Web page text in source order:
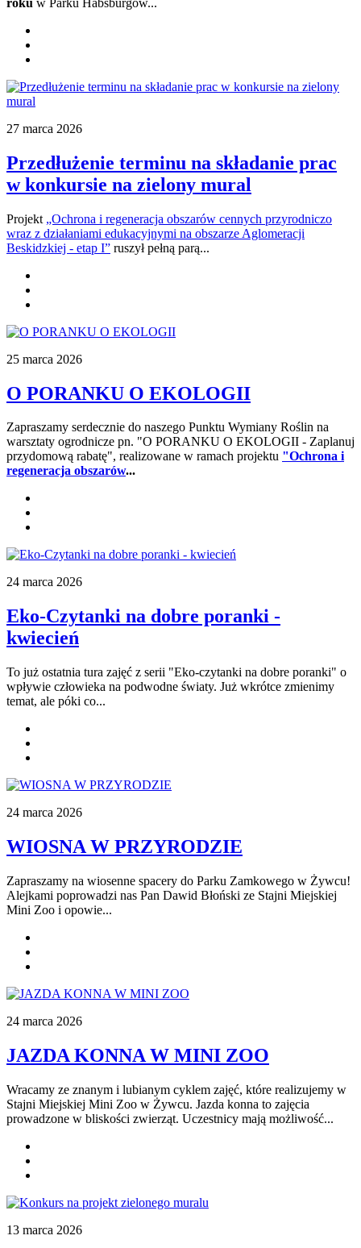
27 marca 2026
Przedłużenie terminu na składanie prac
w konkursie na zielony mural
Projekt „Ochrona i regeneracja obszarów cennych przyrodniczo
wraz z działaniami edukacyjnymi na obszarze Aglomeracji
Beskidzkiej - etap I” ruszył pełną parą...
25 marca 2026
O PORANKU O EKOLOGII
Zapraszamy serdecznie do naszego Punktu Wymiany Roślin na
warsztaty ogrodnicze pn. "O PORANKU O EKOLOGII - Zaplanuj
przydomową rabatę", realizowane w ramach projektu "Ochrona i
regeneracja obszarów...
24 marca 2026
Eko-Czytanki na dobre poranki -
kwiecień
To już ostatnia tura zajęć z serii "Eko-czytanki na dobre poranki" o
wpływie człowieka na podwodne światy. Już wkrótce zmienimy
temat, ale póki co...
24 marca 2026
WIOSNA W PRZYRODZIE
Zapraszamy na wiosenne spacery do Parku Zamkowego w Żywcu!
Alejkami poprowadzi nas Pan Dawid Błoński ze Stajni Miejskiej
Mini Zoo i opowie...
24 marca 2026
JAZDA KONNA W MINI ZOO
Wracamy ze znanym i lubianym cyklem zajęć, które realizujemy w
Stajni Miejskiej Mini Zoo w Żywcu. Jazda konna to zajęcia
prowadzone w bliskości zwierząt. Uczestnicy mają możliwość...
13 marca 2026